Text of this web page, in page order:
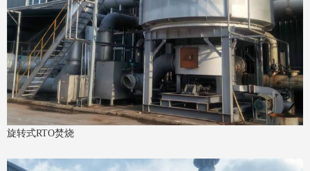
旋转式RTO焚烧